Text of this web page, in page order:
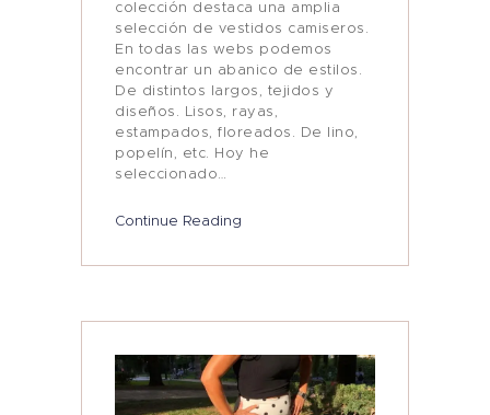
colección destaca una amplia
selección de vestidos camiseros.
En todas las webs podemos
encontrar un abanico de estilos.
De distintos largos, tejidos y
diseños. Lisos, rayas,
estampados, floreados. De lino,
popelín, etc. Hoy he
seleccionado…
Continue Reading